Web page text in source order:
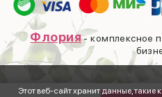
Этот веб-сайт хранит данные,
Флория- комплексное